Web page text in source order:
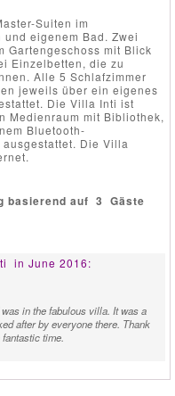
Suiten im
eigenem Bad. Zwei
Gartengeschoss mit Blick
Einzelbetten, die zu
Alle 5 Schlafzimmer
jeweils über ein eigenes
Die Villa Inti ist
Medienraum mit Bibliothek,
Bluetooth-
Die Villa
basierend auf 3 Gäste
in June 2016:
in the fabulous villa. It was a
after by everyone there. Thank
time.